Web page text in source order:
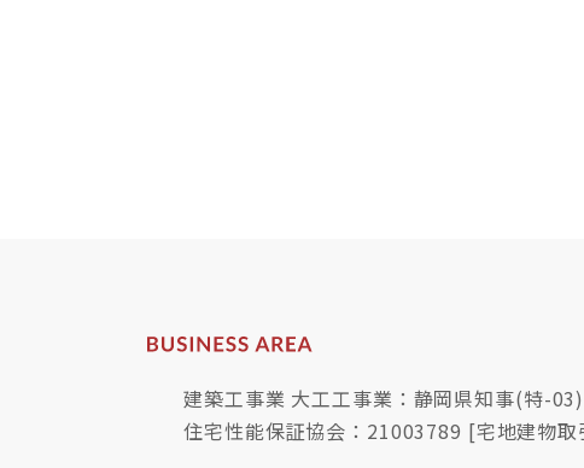
建築工事業 大工工事業：静岡県知事(特-
住宅性能保証協会：21003789 [宅地建物